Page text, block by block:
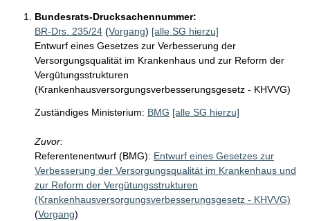
Bundesrats-Drucksachennummer:
BR-Drs. 235/24 (Vorgang) [alle SG hierzu]
Entwurf eines Gesetzes zur Verbesserung der
Versorgungsqualität im Krankenhaus und zur Reform der
Vergütungsstrukturen
(Krankenhausversorgungsverbesserungsgesetz - KHVVG)
Zuständiges Ministerium: BMG [alle SG hierzu]
Zuvor:
Referentenentwurf (BMG): Entwurf eines Gesetzes zur
Verbesserung der Versorgungsqualität im Krankenhaus und
zur Reform der Vergütungsstrukturen
(Krankenhausversorgungsverbesserungsgesetz - KHVVG)
(Vorgang)